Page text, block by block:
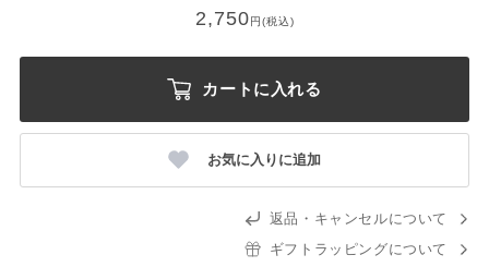
2,750円(税込)
カートに入れる
お気に入りに追加
返品・キャンセルについて
ギフトラッピングについて